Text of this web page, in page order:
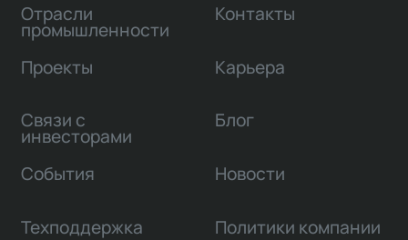
Отрасли
промышленности
Проекты
Связи с
инвесторами
Контакты
Карьера
Блог
События Новости
Техподдержка Политики компании